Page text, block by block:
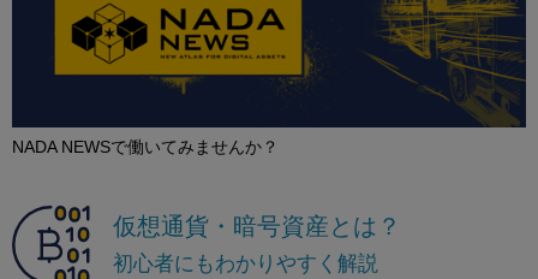
NADA NEWSで働いてみませんか？